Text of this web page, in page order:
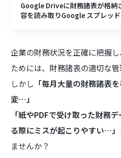
Google Driveに財務諸表が格納
容を読み取りGoogle スプレッ
企業の財務状況を正確に把握
ためには、財務諸表の適切な管
しかし 「毎月大量の財務諸表
変…」
「紙やPDFで受け取った財務
る際にミスが起こりやすい…」
ませんか？